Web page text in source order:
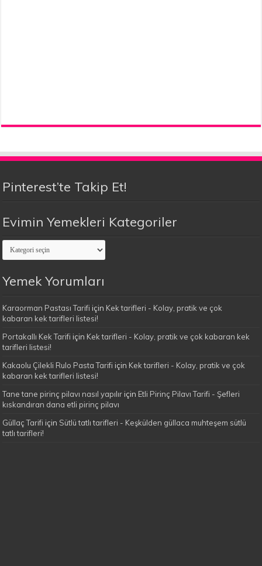
Pinterest’te Takip Et!
Evimin Yemekleri Kategoriler
Evimin
Yemekleri
Kategoriler
Yemek Yorumları
Karaorman Pastası Tarifi için Kek tarifleri - Kolay, pratik ve çok
kabaran kek tarifleri listesi!
Portakallı Kek Tarifi için Kek tarifleri - Kolay, pratik ve çok kabaran kek
tarifleri listesi!
Kakaolu Çilekli Rulo Pasta Tarifi için Kek tarifleri - Kolay, pratik ve çok
kabaran kek tarifleri listesi!
Tane tane pirinç pilavı nasıl yapılır için Etli Pirinç Pilavı Tarifi - Şefleri
kıskandıran dana etli pirinç pilavı
Güllaç Tarifi için Sütlü tatlı tarifleri - Keşkülden güllaca muhteşem sütlü
tatlı tarifleri!